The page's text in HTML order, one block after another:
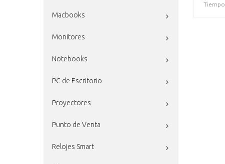
Macbooks
Monitores
Notebooks
PC de Escritorio
Proyectores
Punto de Venta
Relojes Smart
Tiempo